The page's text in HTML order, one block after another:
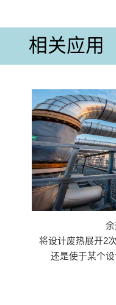
相关应用
将设计废热展开2
还是使于某个设